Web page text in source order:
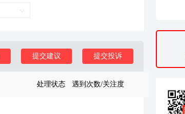
提交投诉
提交建议
处理状态 遇到次数/关注度